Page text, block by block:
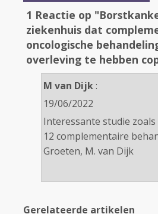
1 Reactie op
ziekenhuis dat
oncologische
overleving te hebben
M van Dijk:
19/06/2022
Interessante studie
12 complementaire
Groeten, M. van Dijk
Gerelateerde artikelen